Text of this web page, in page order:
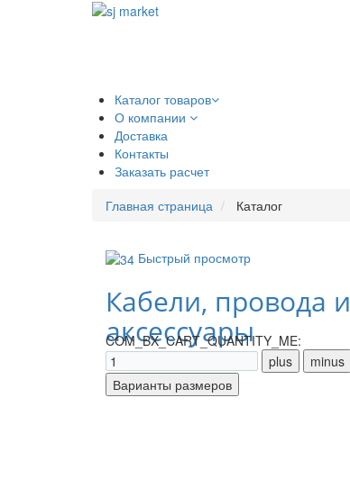
Каталог товаров
О компании
Доставка
Контакты
Заказать расчет
Главная страница
Каталог
Быстрый просмотр
Кабели, провода и
аксессуары
COM_BX_CART_QUANTITY_ME: